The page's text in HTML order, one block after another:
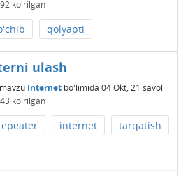
ko'rilgan
qolyapti
ulash
Internetbo'limida 04 Okt, 21 savol
ko'rilgan
internet
tarqatish